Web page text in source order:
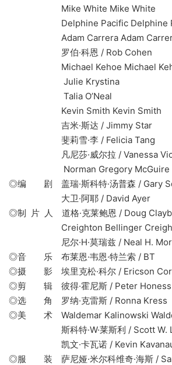
Mike White Mike White
Delphine Pacific Delphine
Adam Carrera Adam
罗伯·科恩 / Rob Cohen
Michael Kehoe Michael
Julie Krystina
Talia O’Neal
Kevin Smith Kevin Smith
吉米·斯达 / Jimmy Star
斐莉雪·李 / Felicia Tang
凡尼莎·威尔拉 / Vanessa
Norman Gregory McGuire
◎编 剧 盖瑞·斯科特·汤普森 / Gary
大卫·阿耶 / David Ayer
◎制 片 人 道格·克莱鲍恩 / Doug
Creighton Bellinger
尼尔·H·莫瑞兹 / Neal H.
◎音 乐 布莱恩·韦恩·特兰索 / BT
◎摄 影 埃里克松·科尔 / Ericson
◎剪 辑 彼得·霍尼斯 / Peter Honess
◎选 角 罗纳·克雷斯 / Ronna Kress
◎美 术 Waldemar Kalinowski
斯科特·W·莱斯利 / Scott W.
凯文·卡瓦诺 / Kevin
◎服 装 萨尼娅·米尔科维奇·海斯 /